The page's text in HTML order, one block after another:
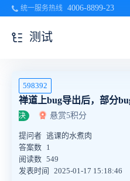
统一服务热线 4006-8899-23
测试
598392
禅道上bug导出后，部分
决
悬赏5积分
提问者 逃课的水煮肉
答案数 1
阅读数 549
发表时间
2025-01-17 15:18:46